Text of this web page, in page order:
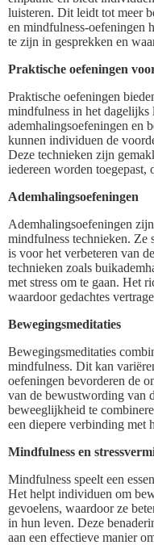
luisteren. Dit leidt tot meer
en mindfulness-oefeningen
te zijn in gesprekken en
Praktische oefeningen
Praktische oefeningen
mindfulness in het
ademhalingsoefeningen en
kunnen individuen de
Deze technieken zijn
iedereen worden toegepast,
Ademhalingsoefeningen
Ademhalingsoefeningen
mindfulness technieken. Ze
is voor het verbeteren van
technieken zoals
met stress om te gaan. Het
waardoor gedachtes
Bewegingsmeditaties
Bewegingsmeditaties
mindfulness. Dit kan
oefeningen bevorderen de
van de bewustwording van
beweeglijkheid te
een diepere verbinding met
Mindfulness en
Mindfulness speelt een
Het helpt individuen om
gevoelens, waardoor ze
in hun leven. Deze
aan een effectieve manier